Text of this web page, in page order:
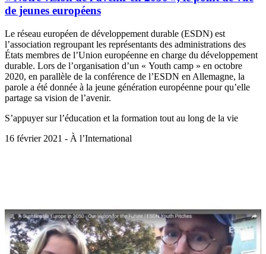
de jeunes européens
Le réseau européen de développement durable (ESDN) est
l’association regroupant les représentants des administrations des
États membres de l’Union européenne en charge du développement
durable. Lors de l’organisation d’un « Youth camp » en octobre
2020, en parallèle de la conférence de l’ESDN en Allemagne, la
parole a été donnée à la jeune génération européenne pour qu’elle
partage sa vision de l’avenir.
S’appuyer sur l’éducation et la formation tout au long de la vie
16 février 2021 - À l’International